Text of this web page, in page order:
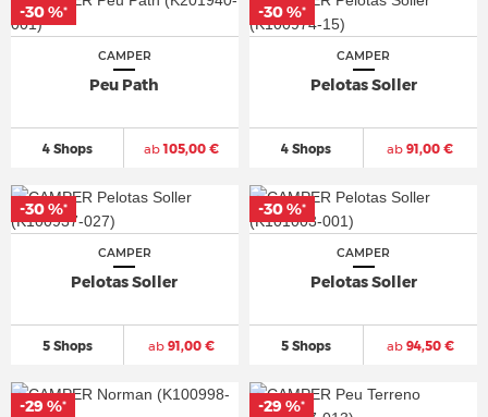
CAMPER
Peu Path
4 Shops ab105,00 €
-30 %*
CAMPER
Pelotas Soller
4 Shops ab 91,00 €
-30 %*
CAMPER
Pelotas Soller
5 Shops ab91,00 €
-30 %*
CAMPER
Pelotas Soller
5 Shops ab94,50 €
-30 %*
-29 %* -29 %*